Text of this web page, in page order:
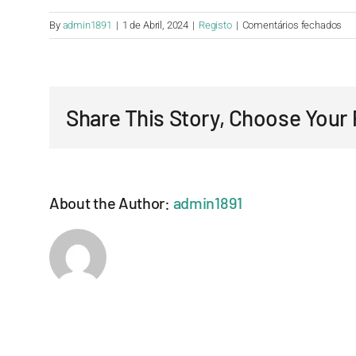
By admin1891 | 1 de Abril, 2024 | Registo | Comentários fechados
Share This Story, Choose
About the Author: admin1891